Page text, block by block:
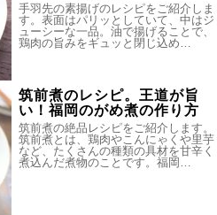
手羽先の素揚げのレシピをご紹介しま
す。表面はパリッとしていて、中はジ
ューシーな一品。油で揚げることで、
鶏肉の旨みをギュッと閉じ込め…
筑前煮のレシピ。王道が旨
い！福岡のがめ煮の作り方
筑前煮の絶品レシピをご紹介します。
筑前煮とは、鶏肉やこんにゃくや里芋
など、たくさんの種類の具材を甘辛く
煮込んだ煮物のことです。福岡…